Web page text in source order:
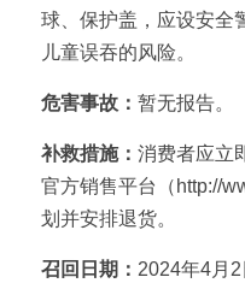
球、保护盖，应设安全
儿童误吞的风险。
危害事故： 暂无报告。
补救措施： 消费者应立
官方销售平台（http://
划并安排退货。
召回日期： 2024年4月